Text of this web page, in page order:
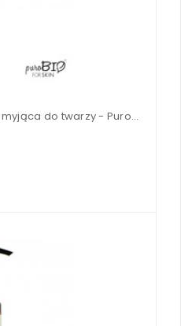
Bubble mousse - Pianka myjąca do twarzy - PuroBIO 100ml